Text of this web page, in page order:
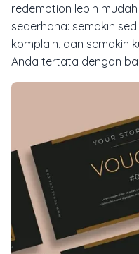
redemption lebih
sederhana: semakin
komplain, dan semakin
Anda tertata dengan